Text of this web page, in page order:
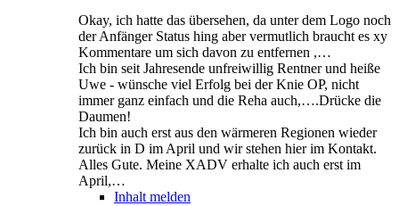
Okay, ich hatte das übersehen, da unter dem Logo noch
der Anfänger Status hing aber vermutlich braucht es xy
Kommentare um sich davon zu entfernen ,…
Ich bin seit Jahresende unfreiwillig Rentner und heiße
Uwe - wünsche viel Erfolg bei der Knie OP, nicht
immer ganz einfach und die Reha auch,….Drücke die
Daumen!
Ich bin auch erst aus den wärmeren Regionen wieder
zurück in D im April und wir stehen hier im Kontakt.
Alles Gute. Meine XADV erhalte ich auch erst im
April,…
Inhalt melden